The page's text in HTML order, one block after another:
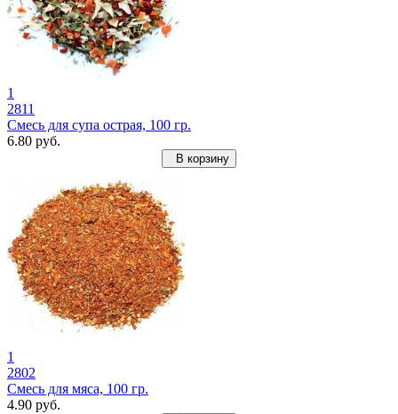
1
2811
Смесь для супа острая, 100 гр.
6.80 руб.
В корзину
1
2802
Смесь для мяса, 100 гр.
4.90 руб.